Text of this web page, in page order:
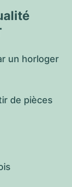
un horloger
de pièces